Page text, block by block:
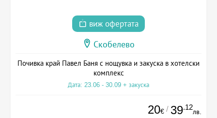
виж офертата
Скобелево
Почивка край Павел Баня с нощувка и закуска в хотелски
комплекс
Дата: 23.06 - 30.09 + закуска
20€ / 39.12
лв.